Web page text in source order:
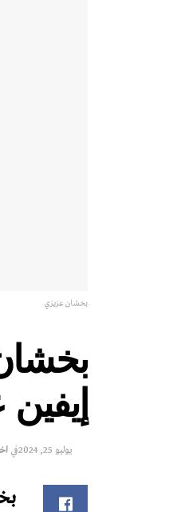
بخشان عزيزي
يوليو 25, 2024 في